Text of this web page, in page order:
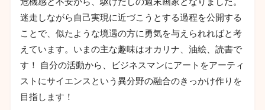
危機感と不安から、駆けだしの週末画家となりました。
迷走しながら自己実現に近づこうとする過程を公開する
ことで、似たような境遇の方に勇気を与えられればと考
えています。いまの主な趣味はオカリナ、油絵、読書で
す！ 自分の活動から、ビジネスマンにアートをアーティ
ストにサイエンスという異分野の融合のきっかけ作りを
目指します！